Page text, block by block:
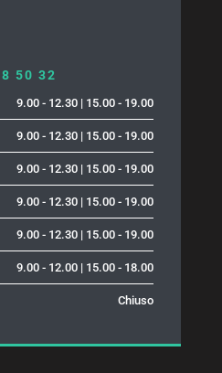
50 32
9.00 - 12.30 | 15.00 - 19.00
9.00 - 12.30 | 15.00 - 19.00
9.00 - 12.30 | 15.00 - 19.00
9.00 - 12.30 | 15.00 - 19.00
9.00 - 12.30 | 15.00 - 19.00
9.00 - 12.00 | 15.00 - 18.00
Chiuso